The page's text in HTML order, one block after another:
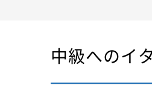
中級へのイ